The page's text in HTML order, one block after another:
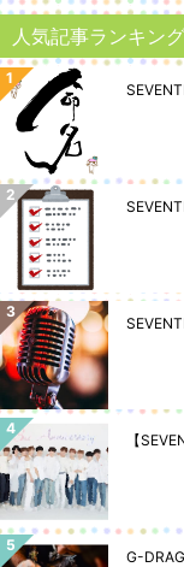
人気記事ランキング
【
G-